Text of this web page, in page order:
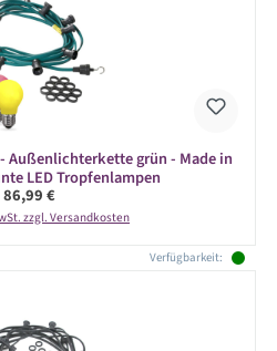
grün - Made in
LED Tropfenlampen
Regulärer Preis:
86,99 €
zzgl. Versandkosten
Verfügbarkeit: